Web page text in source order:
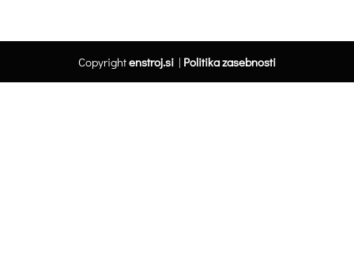
Copyrightenstroj.si| Politika zasebnosti